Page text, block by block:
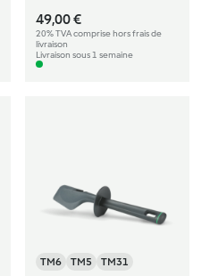
49,00 €
20% TVA comprise hors frais de
livraison
Livraison sous 1 semaine
TM6 TM5 TM31